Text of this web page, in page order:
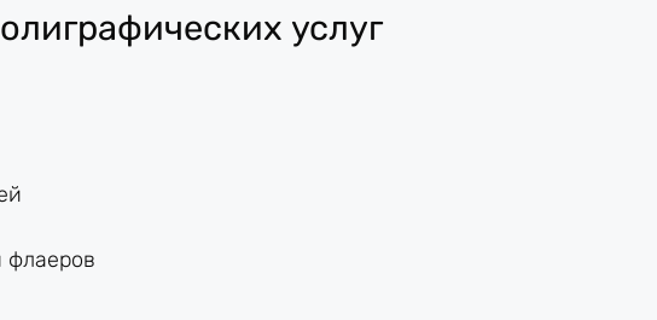
услуг
флаеров